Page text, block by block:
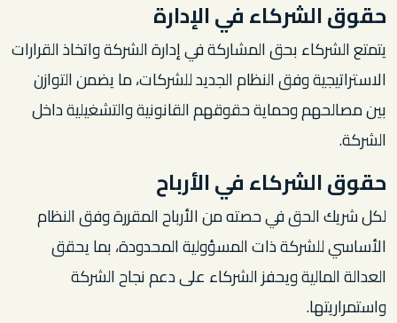
حقوق الشركاء في الإدارة
يتمتع الشركاء بحق المشاركة في إدارة الشركة واتخاذ القرارات
الاستراتيجية وفق النظام الجديد للشركات، ما يضمن التوازن
بين مصالحهم وحماية حقوقهم القانونية والتشغيلية داخل
الشركة.
حقوق الشركاء في الأرباح
لكل شريك الحق في حصته من الأرباح المقررة وفق النظام
الأساسي للشركة ذات المسؤولية المحدودة، بما يحقق
العدالة المالية ويحفز الشركاء على دعم نجاح الشركة
واستمراريتها.